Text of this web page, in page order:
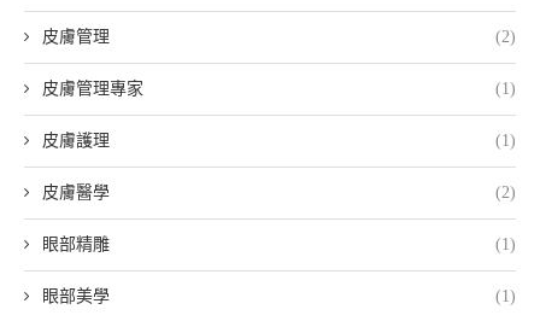
皮膚管理 (2)
皮膚管理專家 (1)
皮膚護理 (1)
皮膚醫學 (2)
眼部精雕 (1)
眼部美學 (1)